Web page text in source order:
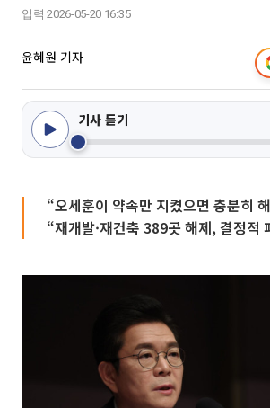
입력 2026-05-20 16:35
윤혜원 기자
기사 듣기
“오세훈이 약속만 지켰으면 충분히
“재개발·재건축 389곳 해제, 결정적